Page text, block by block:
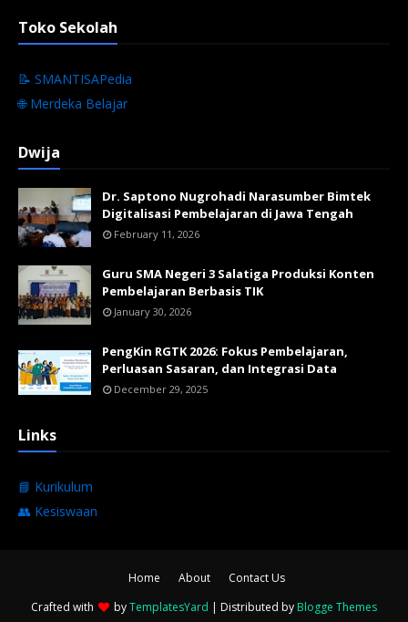
Toko Sekolah
📝 SMANTISAPedia
🌐 Merdeka Belajar
Dwija
Dr. Saptono Nugrohadi Narasumber Bimtek
Digitalisasi Pembelajaran di Jawa Tengah
February 11, 2026
Guru SMA Negeri 3 Salatiga Produksi Konten
Pembelajaran Berbasis TIK
January 30, 2026
PengKin RGTK 2026: Fokus Pembelajaran,
Perluasan Sasaran, dan Integrasi Data
December 29, 2025
Links
📘 Kurikulum
👥 Kesiswaan
Home About
Contact Us
Crafted with
byTemplatesYard | Distributed by Blogge Themes